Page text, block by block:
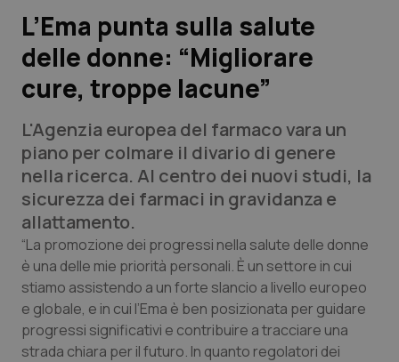
Lavoro e Professioni
Scienza e Farmaci
Studi e Analisi
Lettere al direttore
Edizioni Regionali
QS Pro
Professionisti Sanitari.AI
Abruzzo
QS Pro Gold
L’Ema punta sulla salute
delle donne: “Migliorare
cure, troppe lacune”
L'Agenzia europea del farmaco vara un
piano per colmare il divario di genere
nella ricerca. Al centro dei nuovi studi, la
sicurezza dei farmaci in gravidanza e
allattamento.
“La promozione dei progressi nella salute delle donne
è una delle mie priorità personali. È un settore in cui
stiamo assistendo a un forte slancio a livello europeo
e globale, e in cui l’Ema è ben posizionata per guidare
progressi significativi e contribuire a tracciare una
strada chiara per il futuro. In quanto regolatori dei